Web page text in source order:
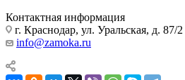
Контактная информация
г. Краснодар, ул. Уральская, д. 87/2
info@zamoka.ru